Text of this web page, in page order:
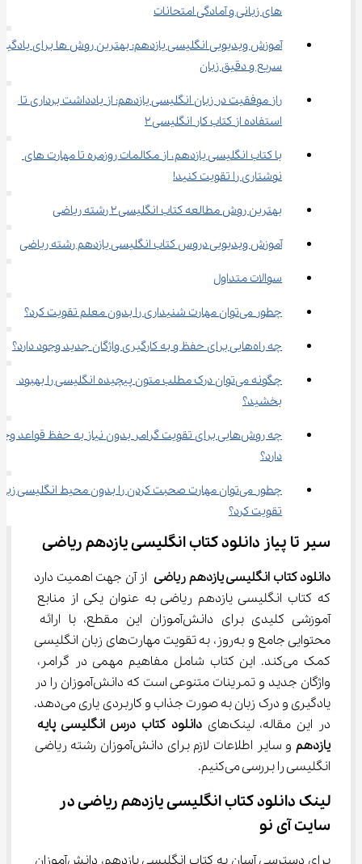
های زبانی و آمادگی امتحانات
آموزش ویدیویی انگلیسی یازدهم: بهترین روش ها برای
سریع و دقیق زبان
راز موفقیت در زبان انگلیسی یازدهم: از یادداشت برداری تا
استفاده از کتاب کار انگلیسی 2
با کتاب انگلیسی یازدهم، از مکالمات روزمره تا مهارت های
نوشتاری را تقویت کنید!
بهترین روش مطالعه کتاب انگلیسی 2 رشته ریاضی
آموزش ویدیویی دروس کتاب انگلیسی یازدهم رشته ریاضی
سوالات متداول
چطور می‌توان مهارت شنیداری را بدون معلم تقویت کرد؟
چه راه‌هایی برای حفظ و به کارگیری واژگان جدید وجود دارد؟
چگونه می‌توان درک مطلب متون پیچیده انگلیسی را بهبود
بخشید؟
چه روش‌هایی برای تقویت گرامر بدون نیاز به حفظ قواعد
دارد؟
چطور می‌توان مهارت صحبت کردن را بدون محیط انگلیسی
تقویت کرد؟
سیر تا پیاز دانلود کتاب انگلیسی یازدهم ریاضی
دانلود کتاب انگلیسی یازدهم ریاضی از آن جهت اهمیت دارد
که کتاب انگلیسی یازدهم ریاضی به عنوان یکی از منابع
آموزشی کلیدی برای دانش‌آموزان این مقطع، با ارائه
محتوایی جامع و به‌روز، به تقویت مهارت‌های زبان انگلیسی
کمک می‌کند. این کتاب شامل مفاهیم مهمی در گرامر،
واژگان جدید و تمرینات متنوعی است که دانش‌آموزان را در
یادگیری و درک زبان به صورت جذاب و کاربردی یاری می‌دهد.
در این مقاله، لینک‌های
دانلود کتاب درس انگلیسی پایه
یازدهم
و سایر اطلاعات لازم برای دانش‌آموزان رشته ریاضی
انگلیسی را بررسی می‌کنیم.
لینک دانلود کتاب انگلیسی یازدهم ریاضی در
سایت آی نو